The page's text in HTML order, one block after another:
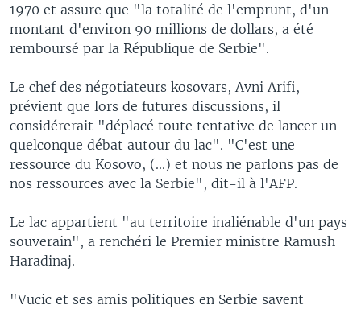
1970 et assure que "la totalité de l'emprunt, d'un
montant d'environ 90 millions de dollars, a été
remboursé par la République de Serbie".
Le chef des négotiateurs kosovars, Avni Arifi,
prévient que lors de futures discussions, il
considérerait "déplacé toute tentative de lancer un
quelconque débat autour du lac". "C'est une
ressource du Kosovo, (...) et nous ne parlons pas de
nos ressources avec la Serbie", dit-il à l'AFP.
Le lac appartient "au territoire inaliénable d'un pays
souverain", a renchéri le Premier ministre Ramush
Haradinaj.
"Vucic et ses amis politiques en Serbie savent